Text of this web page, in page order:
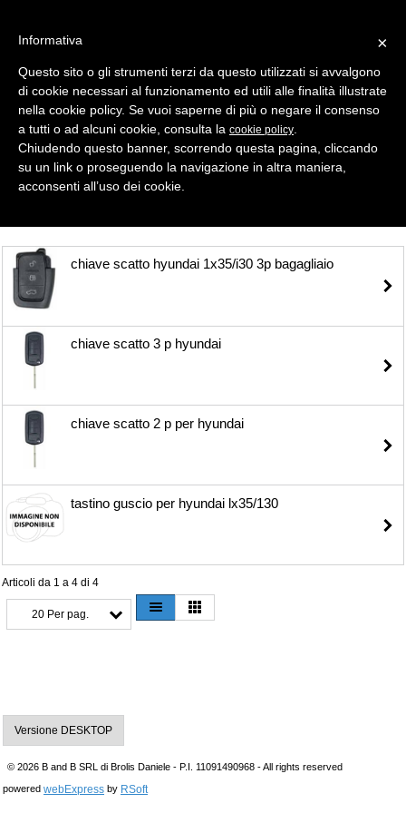
Selezione
Shell- Keys ( Gusci Auto ) > HYUNDAI
chiave scatto hyundai 1x35/i30 3p bagagliaio
chiave scatto 3 p hyundai
chiave scatto 2 p per hyundai
tastino guscio per hyundai lx35/130
Articoli da 1 a 4 di 4
20 Per pag.
Versione DESKTOP
© 2026 B and B SRL di Brolis Daniele - P.I. 11091490968 - All rights reserved
powered webExpress by RSoft
×
Informativa
Questo sito o gli strumenti terzi da questo utilizzati si avvalgono
di cookie necessari al funzionamento ed utili alle finalità illustrate
nella cookie policy. Se vuoi saperne di più o negare il consenso
a tutti o ad alcuni cookie, consulta la cookie policy
Chiudendo questo banner, scorrendo questa pagina, cliccando
su un link o proseguendo la navigazione in altra maniera,
acconsenti all’uso dei cookie.